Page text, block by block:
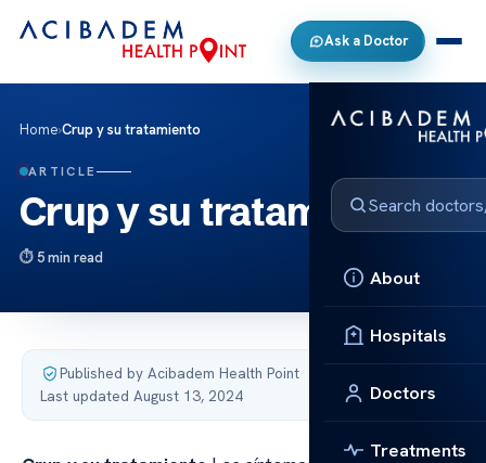
Ask a Doctor
About
Hospitals
Doctors
Treatments
Home›Crup y su tratamiento
ARTICLE
Crup y su tratamiento
5 min read
Published by Acibadem Health Point·
Last updated August 13, 2024